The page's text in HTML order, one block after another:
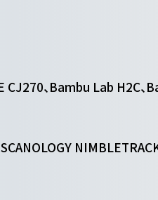
CJ270、Bambu Lab H2C